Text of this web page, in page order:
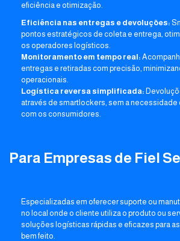
eficiência e otimização.
Eficiência nas entregas e devoluções:
pontos estratégicos de coleta e entrega,
os operadores logísticos.
Monitoramento em tempo real:
entregas e retiradas com precisão,
operacionais.
Logística reversa simplificada:
através de smartlockers, sem a necessidade
com os consumidores.
Para Empresas de Fiel
Especializadas em oferecer suporte ou
no local onde o cliente utiliza o produto ou
soluções logísticas rápidas e eficazes para
bem feito.